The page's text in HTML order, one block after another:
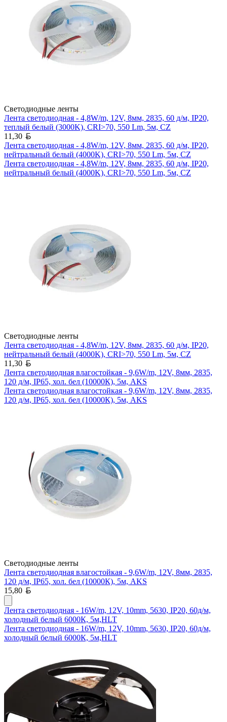
Светодиодные ленты
Лента светодиодная - 4,8W/m, 12V, 8мм, 2835, 60 д/м, IP20,
теплый белый (3000K), CRI>70, 550 Lm, 5м, CZ
11,30
Лента светодиодная - 4,8W/m, 12V, 8мм, 2835, 60 д/м, IP20,
нейтральный белый (4000K), CRI>70, 550 Lm, 5м, CZ
Лента светодиодная - 4,8W/m, 12V, 8мм, 2835, 60 д/м, IP20,
нейтральный белый (4000K), CRI>70, 550 Lm, 5м, CZ
Светодиодные ленты
Лента светодиодная - 4,8W/m, 12V, 8мм, 2835, 60 д/м, IP20,
нейтральный белый (4000K), CRI>70, 550 Lm, 5м, CZ
11,30
Лента светодиодная влагостойкая - 9,6W/m, 12V, 8мм, 2835,
120 д/м, IP65, хол. бел (10000К), 5м, AKS
Лента светодиодная влагостойкая - 9,6W/m, 12V, 8мм, 2835,
120 д/м, IP65, хол. бел (10000К), 5м, AKS
Светодиодные ленты
Лента светодиодная влагостойкая - 9,6W/m, 12V, 8мм, 2835,
120 д/м, IP65, хол. бел (10000К), 5м, AKS
15,80
Лента светодиодная - 16W/m, 12V, 10mm, 5630, IP20, 60д/м,
холодный белый 6000К, 5м,HLT
Лента светодиодная - 16W/m, 12V, 10mm, 5630, IP20, 60д/м,
холодный белый 6000К, 5м,HLT